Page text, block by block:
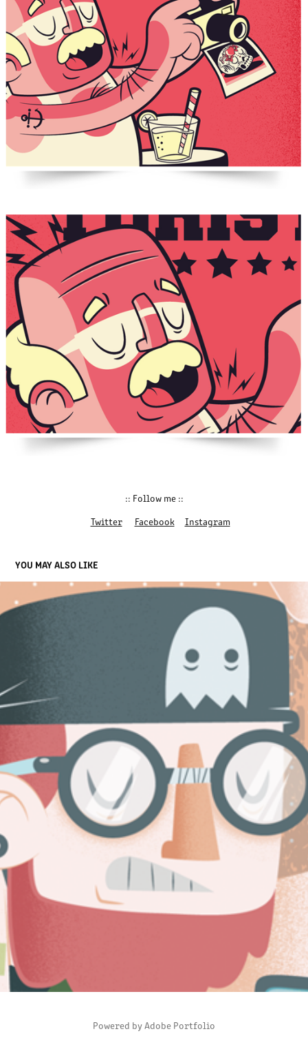
:: Follow me ::
Twitter
Facebook Instagram
YOU MAY ALSO LIKE
:: GEEK ::
2013
Powered byAdobe Portfolio